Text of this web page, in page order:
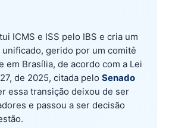
ICMS e ISS pelo IBS e cria um
unificado, gerido por um comitê
em Brasília, de acordo com a Lei
de 2025, citada pelo Senado
essa transição deixou de ser
e passou a ser decisão